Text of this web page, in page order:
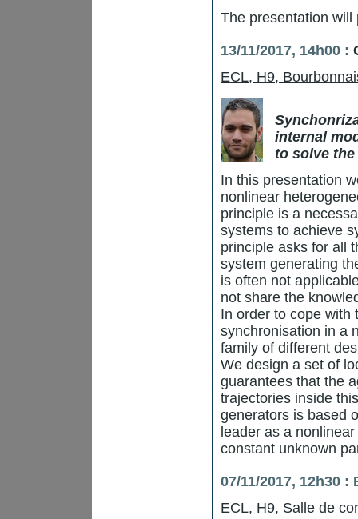
The presentation
13/11/2017, 14h00 :
ECL, H9,
internal
to solve
In this presentation
nonlinear
principle is a
systems to achieve
principle asks for all
system generating
is often not
not share the
In order to cope with
synchronisation in a
family of different
We design a set of
guarantees that the
trajectories inside
generators is based
leader as a
constant unknown
07/11/2017, 12h30
ECL, H9, Salle de